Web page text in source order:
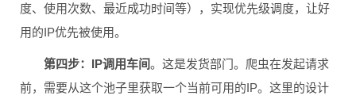
度、使用次数、最近成功时间等），实现优先级调度，让好
用的IP优先被使用。
第四步：IP调用车间。这是发货部门。爬虫在发起请求
前，需要从这个池子里获取一个当前可用的IP。这里的设计